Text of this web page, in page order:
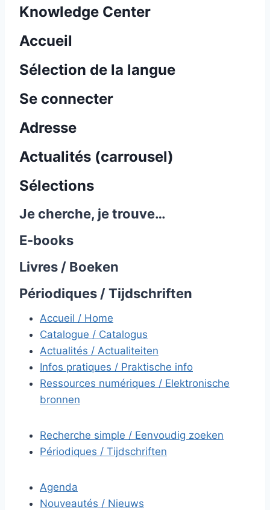
Knowledge Center
Accueil
Sélection de la langue
Se connecter
Adresse
Actualités (carrousel)
Sélections
Je cherche, je trouve…
E-books
Livres / Boeken
Périodiques / Tijdschriften
Accueil / Home
Catalogue / Catalogus
Actualités / Actualiteiten
Infos pratiques / Praktische info
Ressources numériques / Elektronische
bronnen
Recherche simple / Eenvoudig zoeken
Périodiques / Tijdschriften
Agenda
Nouveautés / Nieuws